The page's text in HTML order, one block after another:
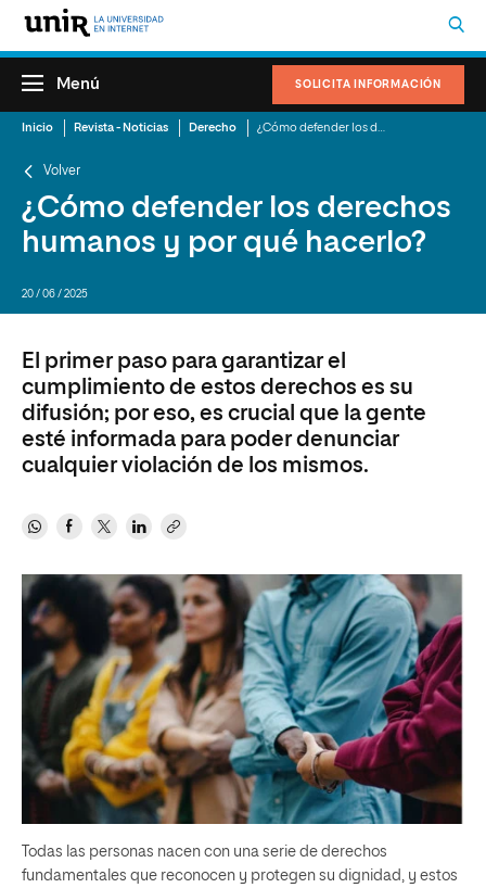
SOLICITA INFORMACIÓN
Menú
Inicio Revista - Noticias Derecho
Volver
¿Cómo defender los derechos
humanos y por qué hacerlo?
20 / 06 / 2025
El primer paso para garantizar el
cumplimiento de estos derechos es su
difusión; por eso, es crucial que la gente
esté informada para poder denunciar
cualquier violación de los mismos.
Todas las personas nacen con una serie de derechos
fundamentales que reconocen y protegen su dignidad, y estos